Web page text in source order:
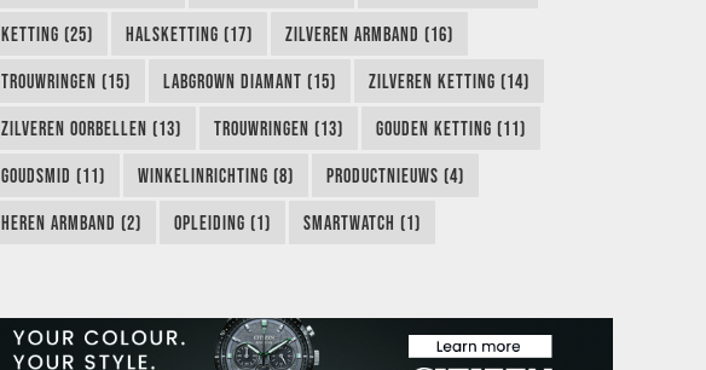
KETTING (25) HALSKETTING (17) ZILVEREN ARMBAND (16)
TROUWRINGEN (15) LABGROWN DIAMANT (15) ZILVEREN KETTING (14)
ZILVEREN OORBELLEN (13) TROUWRINGEN (13) GOUDEN KETTING (11)
GOUDSMID (11) WINKELINRICHTING (8) PRODUCTNIEUWS (4)
HEREN ARMBAND (2) OPLEIDING (1) SMARTWATCH (1)